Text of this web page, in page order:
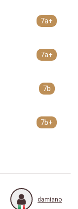
7a+
7a+
7b
7b+
damiano